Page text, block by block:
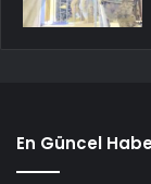
En Güncel